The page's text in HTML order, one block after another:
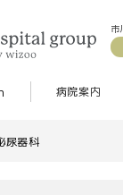
市
病院案内
尿器科